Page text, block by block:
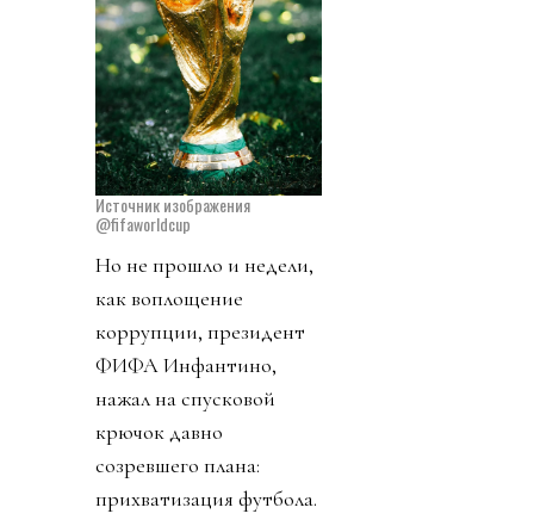
Источник изображения
@fifaworldcup
Но не прошло и недели,
как воплощение
коррупции, президент
ФИФА Инфантино,
нажал на спусковой
крючок давно
созревшего плана:
прихватизация футбола.